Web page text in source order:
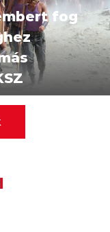
fog
album